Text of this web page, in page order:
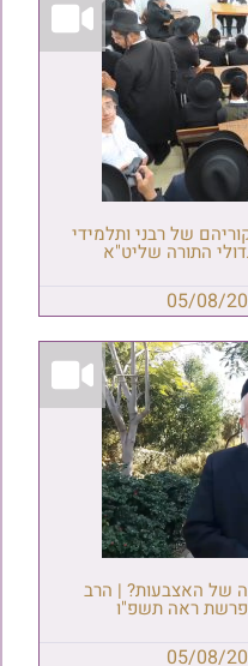
של רבני ותלמידי
התורה שליט"א
05/08/
של האצבעות? | הרב
ראה תשפ"ו
05/08/